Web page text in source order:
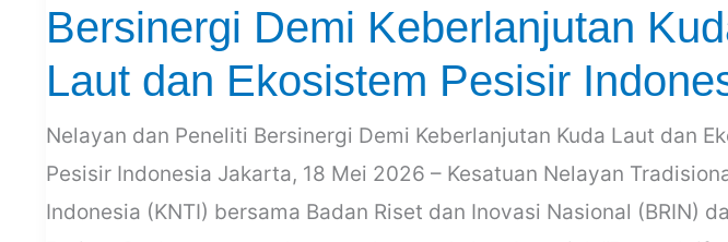
Bersinergi Demi Keberlanjutan
Laut dan Ekosistem Pesisir
Nelayan dan Peneliti Bersinergi Demi Keberlanjutan Kuda Laut dan
Pesisir Indonesia Jakarta, 18 Mei 2026 – Kesatuan Nelayan
Indonesia (KNTI) bersama Badan Riset dan Inovasi Nasional (BRIN)